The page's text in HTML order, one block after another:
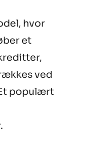
hvor
et
ved
populært